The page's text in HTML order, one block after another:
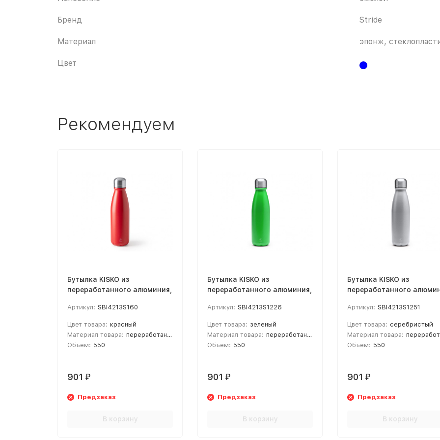
Бренд Stride
Материал эпонж,
Цвет
Рекомендуем
Бутылка KISKO из
переработанного алюминия,
Артикул: SBI4213S160
Цвет товара: красный
Материал товара: переработанный алюминий
Объем: 550
901 ₽
Предзаказ
В корзину
Бутылка KISKO из
переработанного алюминия,
Артикул: SBI4213S1226
Цвет товара: зеленый
Материал товара: переработанный алюминий
Объем: 550
901 ₽
Предзаказ
В корзину
Бутылка KISKO из
переработанного
Артикул: SBI4213S1251
Цвет товара: серебристый
Материал товара: переработанный
Объем: 550
901 ₽
Предзаказ
В корзину